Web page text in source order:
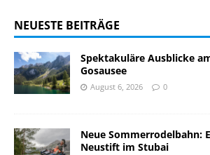
NEUESTE BEITRÄGE
Spektakuläre Ausblicke
Gosausee
August 6, 2026 0
Neue Sommerrodelbahn:
Neustift im Stubai